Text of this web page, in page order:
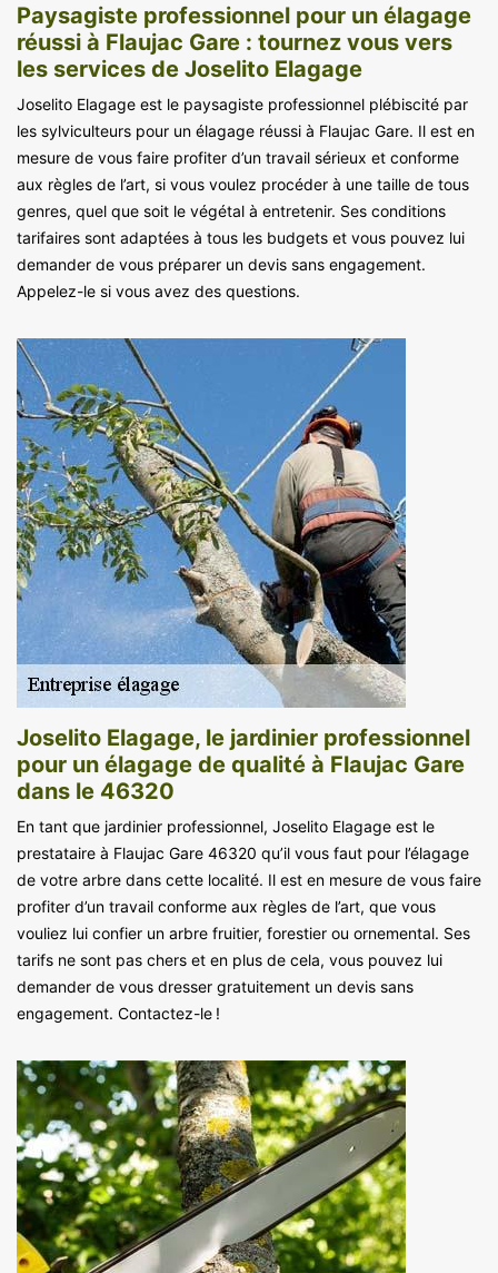
Paysagiste professionnel pour un élagage
réussi à Flaujac Gare : tournez vous vers
les services de Joselito Elagage
Joselito Elagage est le paysagiste professionnel plébiscité par
les sylviculteurs pour un élagage réussi à Flaujac Gare. Il est en
mesure de vous faire profiter d’un travail sérieux et conforme
aux règles de l’art, si vous voulez procéder à une taille de tous
genres, quel que soit le végétal à entretenir. Ses conditions
tarifaires sont adaptées à tous les budgets et vous pouvez lui
demander de vous préparer un devis sans engagement.
Appelez-le si vous avez des questions.
Joselito Elagage, le jardinier professionnel
pour un élagage de qualité à Flaujac Gare
dans le 46320
En tant que jardinier professionnel, Joselito Elagage est le
prestataire à Flaujac Gare 46320 qu’il vous faut pour l’élagage
de votre arbre dans cette localité. Il est en mesure de vous faire
profiter d’un travail conforme aux règles de l’art, que vous
vouliez lui confier un arbre fruitier, forestier ou ornemental. Ses
tarifs ne sont pas chers et en plus de cela, vous pouvez lui
demander de vous dresser gratuitement un devis sans
engagement. Contactez-le !